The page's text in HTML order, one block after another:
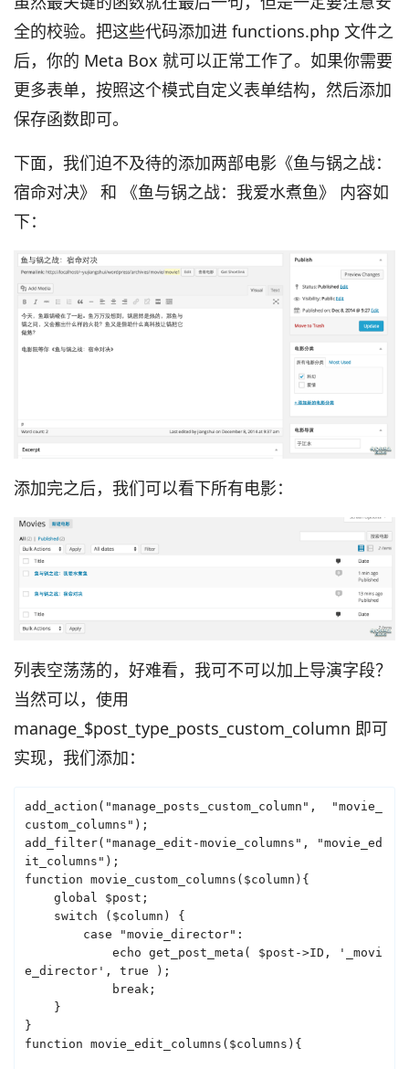
全的校验。把这些代码添加进 functions.php 文件之
后，你的 Meta Box 就可以正常工作了。如果你需要
更多表单，按照这个模式自定义表单结构，然后添加
保存函数即可。
下面，我们迫不及待的添加两部电影《鱼与锅之战：
宿命对决》 和 《鱼与锅之战：我爱水煮鱼》 内容如
下：
添加完之后，我们可以看下所有电影：
列表空荡荡的，好难看，我可不可以加上导演字段？
当然可以，使用
manage_$post_type_posts_custom_column 即可
实现，我们添加：
add_action("manage_posts_custom_column",  "movie_
custom_columns");
add_filter("manage_edit-movie_columns", "movie_ed
it_columns");
function movie_custom_columns($column){
e_director', true );
}
function movie_edit_columns($columns){